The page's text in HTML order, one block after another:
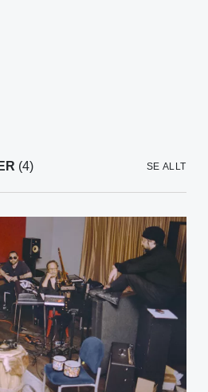
(4) SE ALLT